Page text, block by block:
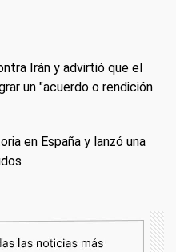
Irán y advirtió que el
un "acuerdo o rendición
en España y lanzó una